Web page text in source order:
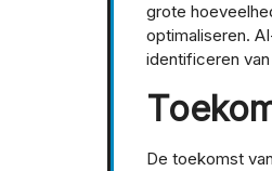
grote
optimaliseren.
identificeren
De toekomst